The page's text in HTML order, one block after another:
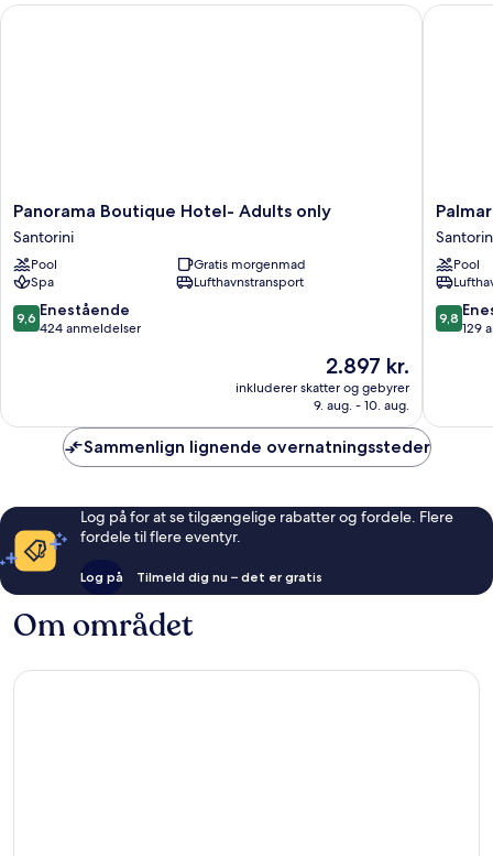
Panorama
Boutique
Hotel-
Adults
only
Santorini
Panorama Boutique Hotel- Adults only
Santorini
Pool
Gratis morgenmad
Spa
Lufthavnstransport
9.6
ud
anmeldelser
9,6 Enestående
424 anmeldelser
Prisen
er
2.897 kr.
2.897 kr.
inkluderer skatter og gebyrer
9. aug. - 10. aug.
Panorama Boutique Hotel- Adults only
Villas
Pool
9.8
ud
9,8
129
Sammenlign lignende overnatningssteder
Log på for at se tilgængelige rabatter og fordele. Flere
fordele til flere eventyr.
Log på Tilmeld dig nu – det er gratis
Om området